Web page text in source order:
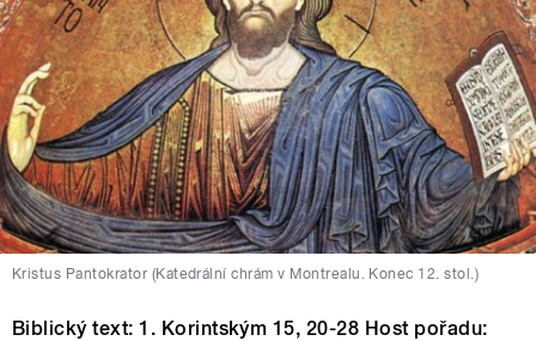
Kristus Pantokrator (Katedrální chrám v Montrealu. Konec 12. stol.)
Biblický text: 1. Korintským 15, 20-28 Host pořadu: